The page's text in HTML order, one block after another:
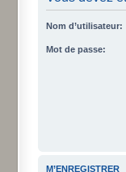
Nom d’utilisateur:
Mot de passe:
M’ENREGISTRER